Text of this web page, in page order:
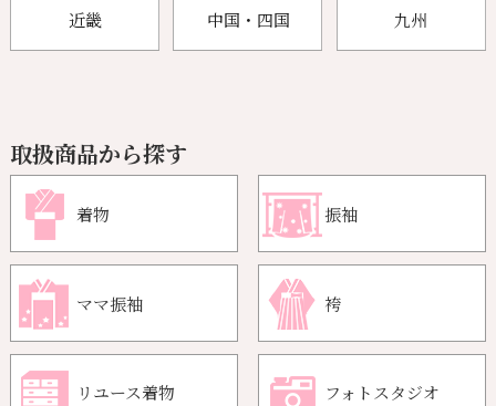
近畿 中国・四国 九州
取扱商品から探す
着物 振袖
ママ振袖 袴
リユース着物 フォトスタジオ